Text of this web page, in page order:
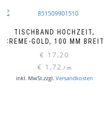
TISCHBAND HOCHZEIT,
CREME-GOLD, 100 MM BREIT
€ 17,20
€ 1,72 / m
inkl. MwSt.zzgl. Versandkosten